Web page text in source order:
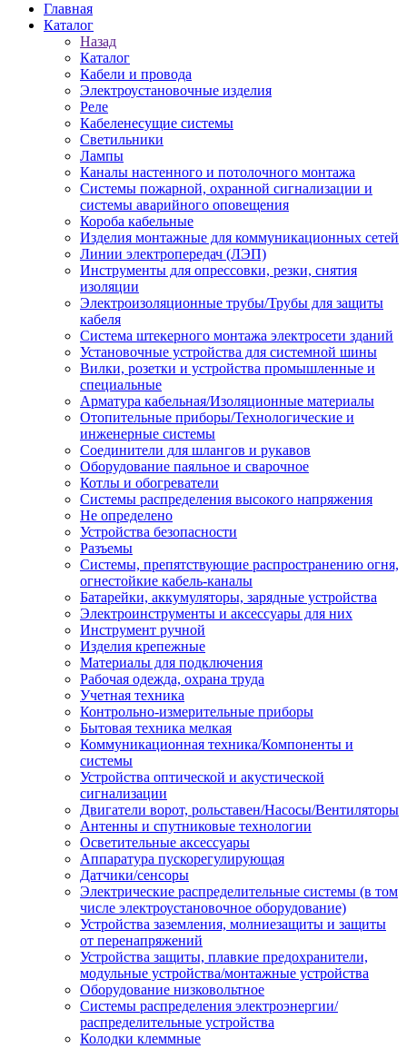
Главная
Каталог
Назад
Каталог
Кабели и провода
Электроустановочные изделия
Реле
Кабеленесущие системы
Светильники
Лампы
Каналы настенного и потолочного монтажа
Системы пожарной, охранной сигнализации и
системы аварийного оповещения
Короба кабельные
Изделия монтажные для коммуникационных сетей
Линии электропередач (ЛЭП)
Инструменты для опрессовки, резки, снятия
изоляции
Электроизоляционные трубы/Трубы для защиты
кабеля
Система штекерного монтажа электросети зданий
Установочные устройства для системной шины
Вилки, розетки и устройства промышленные и
специальные
Арматура кабельная/Изоляционные материалы
Отопительные приборы/Технологические и
инженерные системы
Соединители для шлангов и рукавов
Оборудование паяльное и сварочное
Котлы и обогреватели
Системы распределения высокого напряжения
Не определено
Устройства безопасности
Разъемы
Системы, препятствующие распространению огня,
огнестойкие кабель-каналы
Батарейки, аккумуляторы, зарядные устройства
Электроинструменты и аксессуары для них
Инструмент ручной
Изделия крепежные
Материалы для подключения
Рабочая одежда, охрана труда
Учетная техника
Контрольно-измерительные приборы
Бытовая техника мелкая
Коммуникационная техника/Компоненты и
системы
Устройства оптической и акустической
сигнализации
Двигатели ворот, рольставен/Насосы/Вентиляторы
Антенны и спутниковые технологии
Осветительные аксессуары
Аппаратура пускорегулирующая
Датчики/сенсоры
Электрические распределительные системы (в том
числе электроустановочное оборудование)
Устройства заземления, молниезащиты и защиты
от перенапряжений
Устройства защиты, плавкие предохранители,
модульные устройства/монтажные устройства
Оборудование низковольтное
Системы распределения электроэнергии/
распределительные устройства
Колодки клеммные